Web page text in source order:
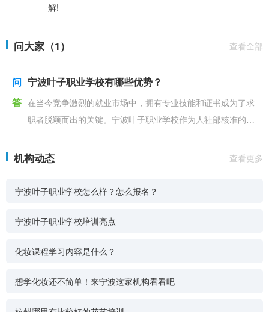
解!
问大家（1） 查看全部
问 宁波叶子职业学校有哪些优势？
答 在当今竞争激烈的就业市场中，拥有专业技能和证书成为了求
职者脱颖而出的关键。宁波叶子职业学校作为人社部核准的职
机构动态 查看更多
宁波叶子职业学校怎么样？怎么报名？
宁波叶子职业学校培训亮点
化妆课程学习内容是什么？
想学化妆还不简单！来宁波这家机构看看吧